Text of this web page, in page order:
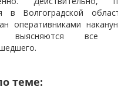
в Волгоградской
оперативниками
выясняются все
теме: